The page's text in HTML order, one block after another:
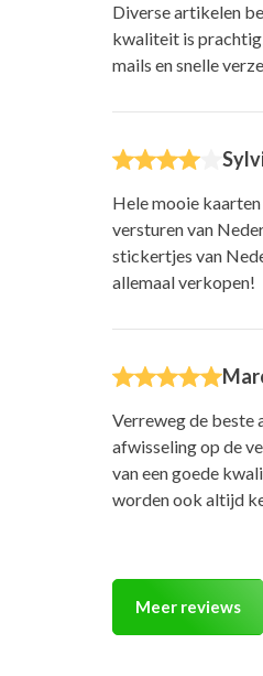
Diverse artikelen
kwaliteit is
mails en snelle
Hele mooie
versturen van
stickertjes van
allemaal verkopen!
Verreweg de beste
afwisseling op de
van een goede
worden ook altijd
Meer reviews